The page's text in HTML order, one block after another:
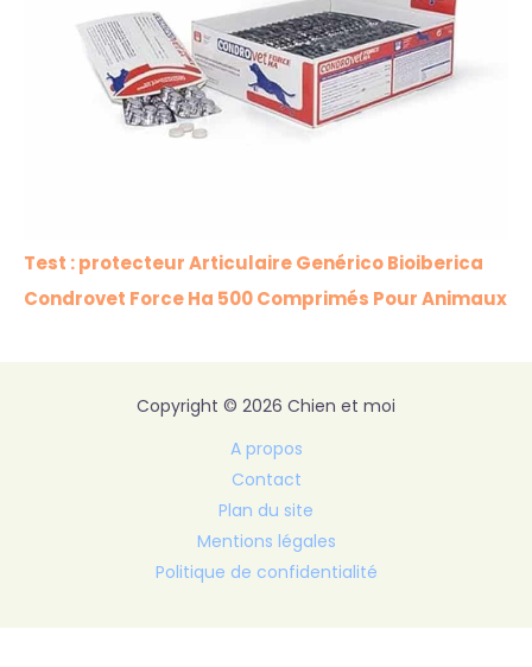
Test : protecteur Articulaire Genérico Bioiberica
Condrovet Force Ha 500 Comprimés Pour Animaux
Copyright © 2026 Chien et moi
A propos
Contact
Plan du site
Mentions légales
Politique de confidentialité